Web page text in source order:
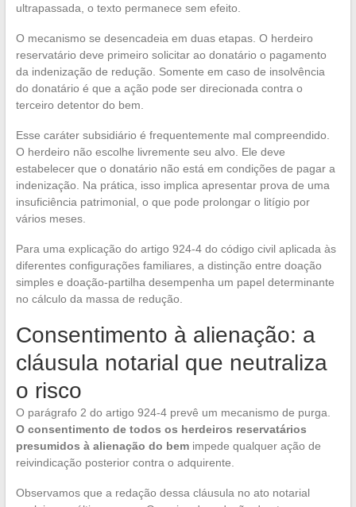
ultrapassada, o texto permanece sem efeito.
O mecanismo se desencadeia em duas etapas. O herdeiro
reservatário deve primeiro solicitar ao donatário o pagamento
da indenização de redução. Somente em caso de insolvência
do donatário é que a ação pode ser direcionada contra o
terceiro detentor do bem.
Esse caráter subsidiário é frequentemente mal compreendido.
O herdeiro não escolhe livremente seu alvo. Ele deve
estabelecer que o donatário não está em condições de pagar a
indenização. Na prática, isso implica apresentar prova de uma
insuficiência patrimonial, o que pode prolongar o litígio por
vários meses.
Para uma explicação do artigo 924-4 do código civil aplicada às
diferentes configurações familiares, a distinção entre doação
simples e doação-partilha desempenha um papel determinante
no cálculo da massa de redução.
Consentimento à alienação: a
cláusula notarial que neutraliza
o risco
O parágrafo 2 do artigo 924-4 prevê um mecanismo de purga.
O consentimento de todos os herdeiros reservatários
presumidos à alienação do bemimpede qualquer ação de
reivindicação posterior contra o adquirente.
Observamos que a redação dessa cláusula no ato notarial